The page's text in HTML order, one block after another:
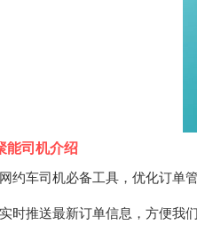
能司机介绍
约车司机必备工具，优化订单管
时推送最新订单信息，方便我们